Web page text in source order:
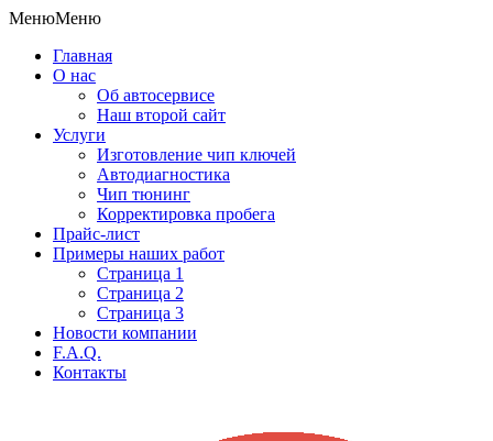
МенюМеню
Главная
О нас
Об автосервисе
Наш второй сайт
Услуги
Изготовление чип ключей
Автодиагностика
Чип тюнинг
Корректировка пробега
Прайс-лист
Примеры наших работ
Страница 1
Страница 2
Страница 3
Новости компании
F.A.Q.
Контакты